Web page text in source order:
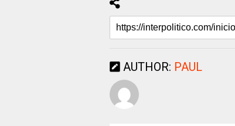
AUTHOR: PAUL